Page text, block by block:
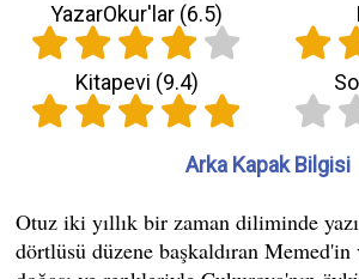
YazarOkur'lar (6.5)
Kitapevi (9.4)
Arka Kapak Bilgisi